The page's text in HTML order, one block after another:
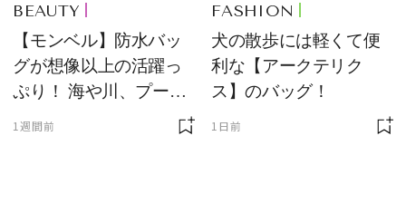
BEAUTY
【モンベル】防水バッ
グが想像以上の活躍っ
ぷり！ 海や川、プール
1週間前
FASHION
犬の散歩には軽くて便
利な【アークテリク
ス】のバッグ！
1日前